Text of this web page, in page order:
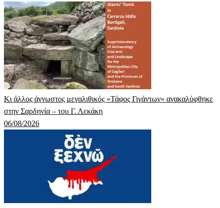
Κι άλλος άγνωστος μεγαλιθικός «Τάφος Γιγάντων» ανακαλύφθηκε
στην Σαρδηνία – του Γ. Λεκάκη
06/08/2026